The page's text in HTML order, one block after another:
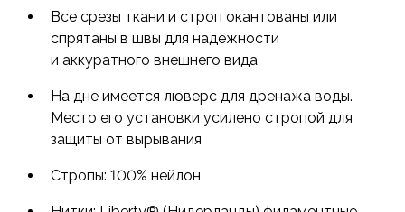
Все срезы ткани и строп окантованы или
спрятаны в швы для надежности
и аккуратного внешнего вида
На дне имеется люверс для дренажа воды.
Место его установки усилено стропой для
защиты от вырывания
Стропы: 100% нейлон